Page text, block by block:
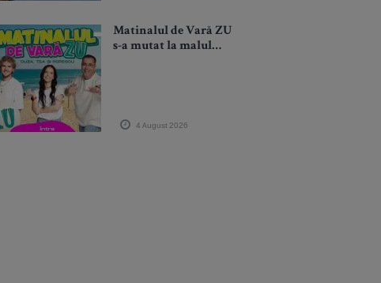
Matinalul de Vară ZU
s-a mutat la malul
4 August 2026